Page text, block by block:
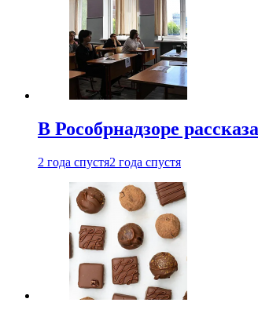
В Рособрнадзоре
2 года спустя2 года спустя